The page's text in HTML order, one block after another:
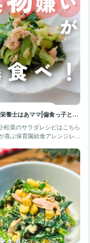
養士はあママ|偏食っ子とマ
う人|幼児食
松菜のサラダレシピはこちら